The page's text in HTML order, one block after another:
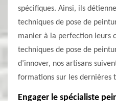
spécifiques. Ainsi, ils
techniques de pose de
manier à la perfection leurs
techniques de pose de
d’innover, nos artisans
formations sur les dernières
Engager le spécialiste